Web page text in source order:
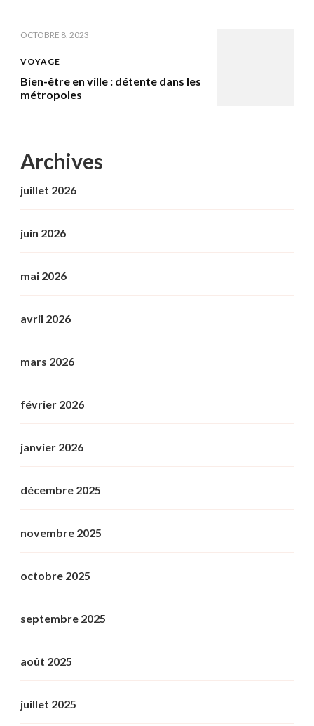
OCTOBRE 8, 2023
VOYAGE
Bien-être en ville : détente dans les
métropoles
Archives
juillet 2026
juin 2026
mai 2026
avril 2026
mars 2026
février 2026
janvier 2026
décembre 2025
novembre 2025
octobre 2025
septembre 2025
août 2025
juillet 2025